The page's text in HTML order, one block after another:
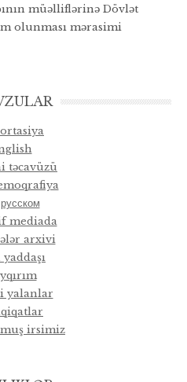
müəlliflərinə Dövlət
olunması mərasimi
təcavüzü
mediada
arxivi
yalanlar
irsimiz